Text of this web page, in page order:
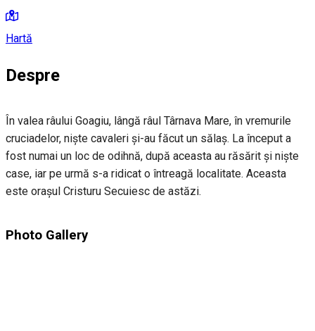
Hartă
Despre
În valea râului Goagiu, lângă râul Târnava Mare, în vremurile
cruciadelor, niște cavaleri și-au făcut un sălaș. La început a
fost numai un loc de odihnă, după aceasta au răsărit și niște
case, iar pe urmă s-a ridicat o întreagă localitate. Aceasta
este orașul Cristuru Secuiesc de astăzi.
Photo Gallery